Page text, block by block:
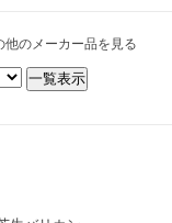
他のメーカー品を見る